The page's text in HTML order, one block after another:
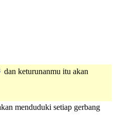
dan keturunanmu itu akan
menduduki setiap gerbang